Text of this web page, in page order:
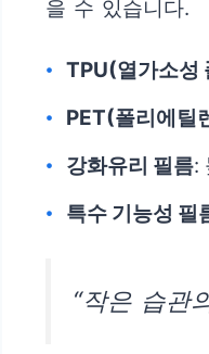
을 수 있습니다.
TPU(열가소성
PET(폴리에틸
강화유리 필름:
특수 기능성 필
“작은 습관